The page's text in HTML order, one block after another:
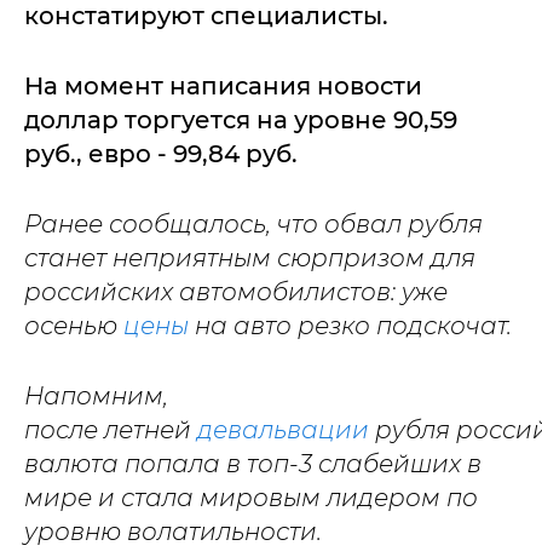
констатируют специалисты.
На момент написания новости
доллар торгуется на уровне 90,59
руб., евро - 99,84 руб.
Ранее сообщалось, что обвал рубля
станет неприятным сюрпризом для
российских автомобилистов: уже
осенью цены на авто резко подскочат.
Напомним,
после летнейдевальвации рубля
валюта попала в топ-3 слабейших в
мире и стала мировым лидером по
уровню волатильности.